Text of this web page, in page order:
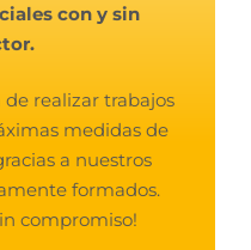
con y sin
realizar trabajos
medidas de
a nuestros
formados.
compromiso!